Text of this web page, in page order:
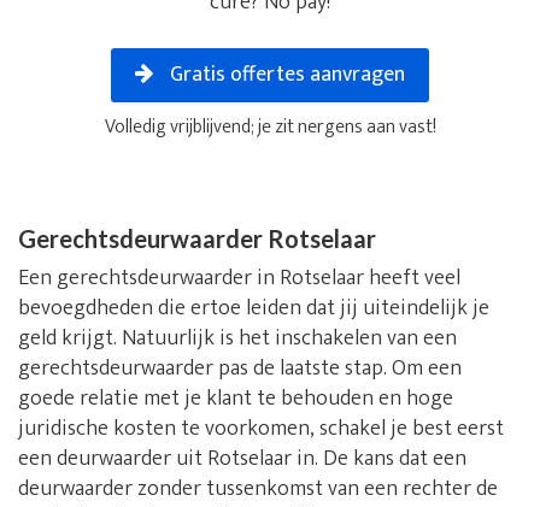
Gratis offertes aanvragen
Volledig vrijblijvend; je zit nergens aan vast!
Gerechtsdeurwaarder Rotselaar
Een gerechtsdeurwaarder in Rotselaar heeft veel
bevoegdheden die ertoe leiden dat jij uiteindelijk je
geld krijgt. Natuurlijk is het inschakelen van een
gerechtsdeurwaarder pas de laatste stap. Om een
goede relatie met je klant te behouden en hoge
juridische kosten te voorkomen, schakel je best eerst
een deurwaarder uit Rotselaar in. De kans dat een
deurwaarder zonder tussenkomst van een rechter de